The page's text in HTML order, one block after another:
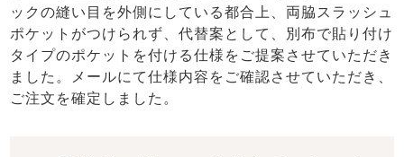
ックの縫い目を外側にしている都合上、両脇スラッシュ
ポケットがつけられず、代替案として、別布で貼り付け
タイプのポケットを付ける仕様をご提案させていただき
ました。メールにて仕様内容をご確認させていただき、
ご注文を確定しました。